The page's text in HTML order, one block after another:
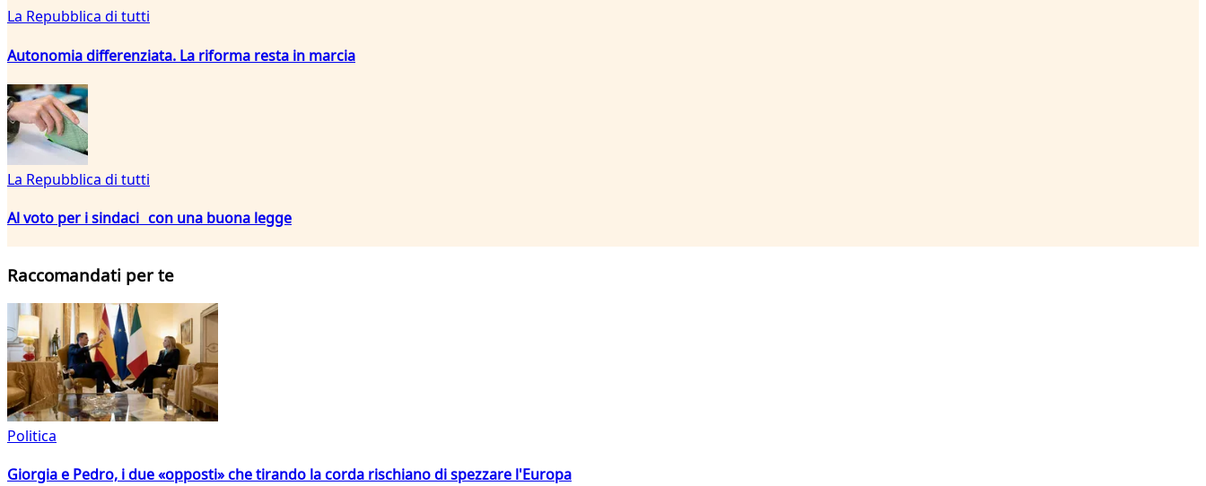
La Repubblica di tutti
Autonomia differenziata. La riforma resta in marcia
La Repubblica di tutti
Al voto per i sindaci con una buona legge
Raccomandati per te
Politica
Giorgia e Pedro, i due «opposti» che tirando la corda rischiano di spezzare l'Europa